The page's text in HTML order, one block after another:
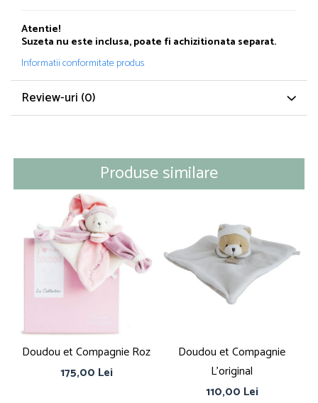
Atentie!
Suzeta nu este inclusa, poate fi achizitionata separat.
Informatii conformitate produs
Review-uri (0)
Produse similare
Doudou et Compagnie Roz
175,00 Lei
Doudou et Compagnie
L'original
110,00 Lei